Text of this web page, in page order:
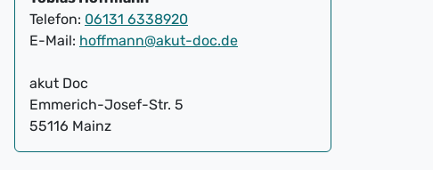
Telefon: 06131 6338920
E-Mail: hoffmann@akut-doc.de
akut Doc
Emmerich-Josef-Str. 5
55116 Mainz